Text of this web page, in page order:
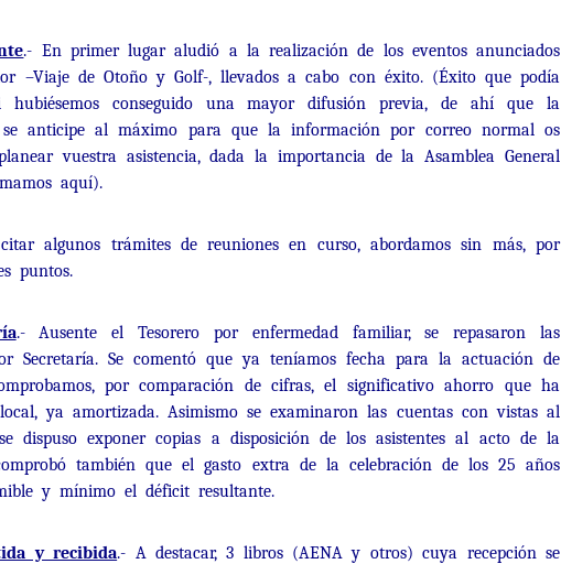
.- En primer lugar aludió a la realización de los eventos anunciados
–Viaje de Otoño y Golf-, llevados a cabo con éxito. (Éxito que podía
conseguido una mayor difusión previa, de ahí que la
anticipe al máximo para que la información por correo normal os
vuestra asistencia, dada la importancia de la Asamblea General
aquí).
algunos trámites de reuniones en curso, abordamos sin más, por
puntos.
.- Ausente el Tesorero por enfermedad familiar, se repasaron las
Secretaría. Se comentó que ya teníamos fecha para la actuación de
por comparación de cifras, el significativo ahorro que ha
ya amortizada. Asimismo se examinaron las cuentas con vistas al
dispuso exponer copias a disposición de los asistentes al acto de la
también que el gasto extra de la celebración de los 25 años
y mínimo el déficit resultante.
y recibida.- A destacar, 3 libros (AENA y otros) cuya recepción se